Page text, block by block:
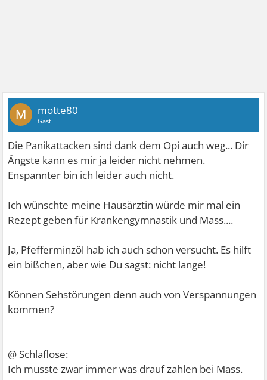
M motte80
Gast
Die Panikattacken sind dank dem Opi auch weg... Dir
Ängste kann es mir ja leider nicht nehmen.
Enspannter bin ich leider auch nicht.
Ich wünschte meine Hausärztin würde mir mal ein
Rezept geben für Krankengymnastik und Mass....
Ja, Pfefferminzöl hab ich auch schon versucht. Es hilft
ein bißchen, aber wie Du sagst: nicht lange!
Können Sehstörungen denn auch von Verspannungen
kommen?
@ Schlaflose:
Ich musste zwar immer was drauf zahlen bei Mass.